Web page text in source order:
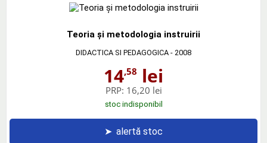
Teoria şi metodologia instruirii
DIDACTICA SI PEDAGOGICA - 2008
14,58 lei
PRP: 16,20 lei
stoc indisponibil
➤ alertă stoc